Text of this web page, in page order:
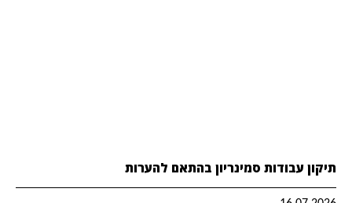
תיקון עבודות סמינריון בהתאם להערות